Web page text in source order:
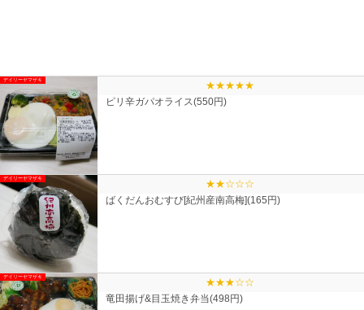
デイリーヤマザキ
★★★★★
ピリ辛ガパオライス(550円)
デイリーヤマザキ
★★☆☆☆
ばくだんおむすび[紀州産南高梅](165円)
デイリーヤマザキ
★★★☆☆
竜田揚げ&目玉焼き弁当(498円)